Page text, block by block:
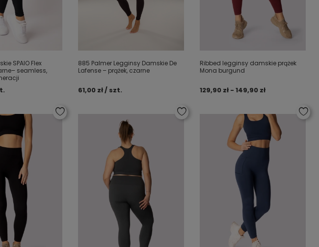
SPAIO Flex
seamless,
885 Palmer Legginsy Damskie De
Lafense – prążek, czarne
61,00 zł / szt.
Ribbed legginsy damskie prążek
Mona burgund
129,90 zł - 149,90 zł